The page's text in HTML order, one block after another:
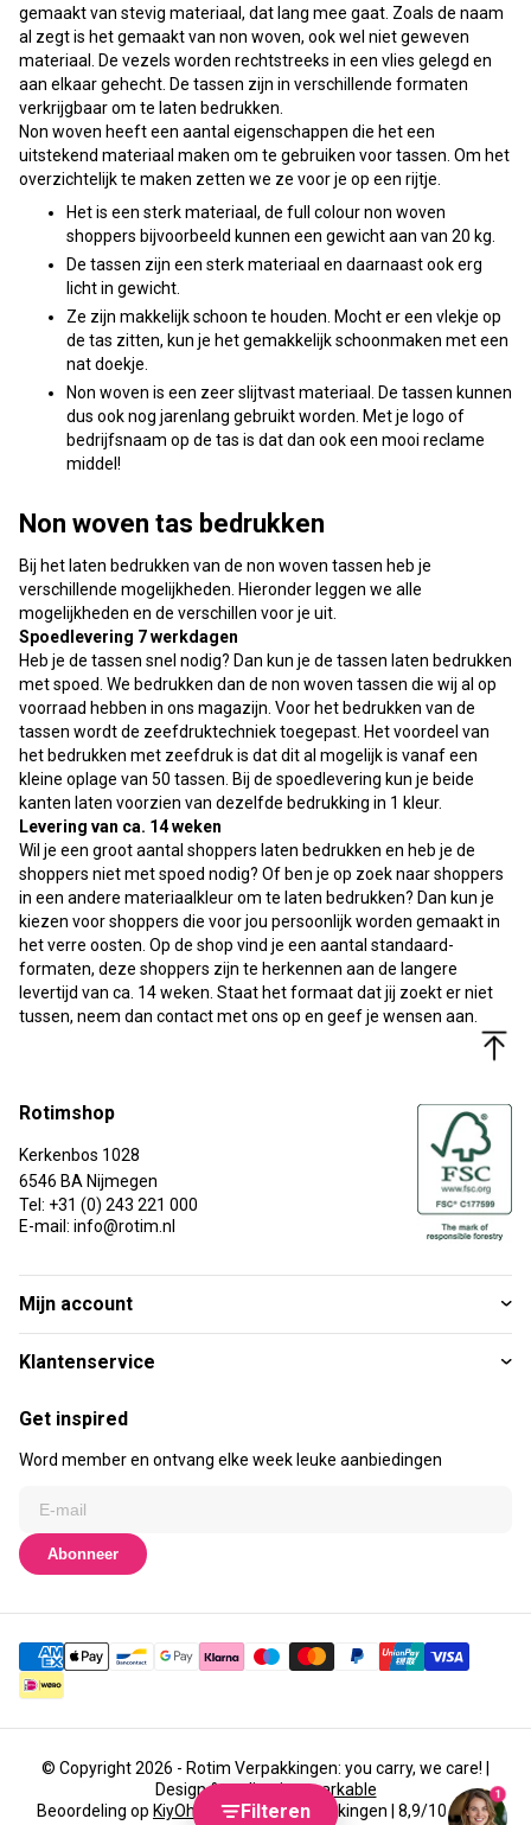
Filteren
gemaakt van stevig materiaal, dat lang mee gaat. Zoals de naam
al zegt is het gemaakt van non woven, ook wel niet geweven
materiaal. De vezels worden rechtstreeks in een vlies gelegd en
aan elkaar gehecht. De tassen zijn in verschillende formaten
verkrijgbaar om te laten bedrukken.
Non woven heeft een aantal eigenschappen die het een
uitstekend materiaal maken om te gebruiken voor tassen. Om het
overzichtelijk te maken zetten we ze voor je op een rijtje.
Het is een sterk materiaal, de full colour non woven
shoppers bijvoorbeeld kunnen een gewicht aan van 20 kg.
De tassen zijn een sterk materiaal en daarnaast ook erg
licht in gewicht.
Ze zijn makkelijk schoon te houden. Mocht er een vlekje op
de tas zitten, kun je het gemakkelijk schoonmaken met een
nat doekje.
Non woven is een zeer slijtvast materiaal. De tassen kunnen
dus ook nog jarenlang gebruikt worden. Met je logo of
bedrijfsnaam op de tas is dat dan ook een mooi reclame
middel!
Non woven tas bedrukken
Bij het laten bedrukken van de non woven tassen heb je
verschillende mogelijkheden. Hieronder leggen we alle
mogelijkheden en de verschillen voor je uit.
Spoedlevering 7 werkdagen
Heb je de tassen snel nodig? Dan kun je de tassen laten bedrukken
met spoed. We bedrukken dan de non woven tassen die wij al op
voorraad hebben in ons magazijn. Voor het bedrukken van de
tassen wordt de zeefdruktechniek toegepast. Het voordeel van
het bedrukken met zeefdruk is dat dit al mogelijk is vanaf een
kleine oplage van 50 tassen. Bij de spoedlevering kun je beide
kanten laten voorzien van dezelfde bedrukking in 1 kleur.
Levering van ca. 14 weken
Wil je een groot aantal shoppers laten bedrukken en heb je de
shoppers niet met spoed nodig? Of ben je op zoek naar shoppers
in een andere materiaalkleur om te laten bedrukken? Dan kun je
kiezen voor shoppers die voor jou persoonlijk worden gemaakt in
het verre oosten. Op de shop vind je een aantal standaard-
formaten, deze shoppers zijn te herkennen aan de langere
levertijd van ca. 14 weken. Staat het formaat dat jij zoekt er niet
tussen, neem dan contact met ons op en geef je wensen aan.
Rotimshop
Kerkenbos 1028
6546 BA Nijmegen
Tel: +31 (0) 243 221 000
E-mail: info@rotim.nl
Mijn account
Klantenservice
Get inspired
Word member en ontvang elke week leuke aanbiedingen
Abonneer
© Copyright 2026 - Rotim Verpakkingen: you carry, we care! |
Design & realisatieemarkable
Beoordeling op KiyOh voor Rotim Verpakkingen | 8,9/10 (3435
1